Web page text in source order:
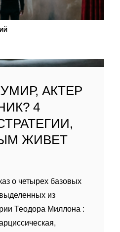
АКТЕР
4
ЖИВЕТ
о четырех базовых
из
Теодора Миллона :